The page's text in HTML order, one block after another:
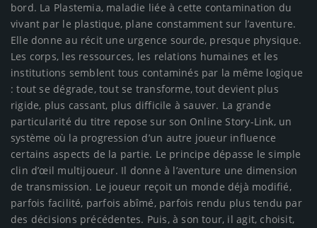
bord. La Plastemia, maladie liée à cette contamination du
vivant par le plastique, plane constamment sur l’aventure.
Elle donne au récit une urgence sourde, presque physique.
Les corps, les ressources, les relations humaines et les
institutions semblent tous contaminés par la même logique
: tout se dégrade, tout se transforme, tout devient plus
rigide, plus cassant, plus difficile à sauver. La grande
particularité du titre repose sur son Online Story-Link, un
système où la progression d’un autre joueur influence
certains aspects de la partie. Le principe dépasse le simple
clin d’œil multijoueur. Il donne à l’aventure une dimension
de transmission. Le joueur reçoit un monde déjà modifié,
parfois facilité, parfois abîmé, parfois rendu plus tendu par
des décisions précédentes. Puis, à son tour, il agit, choisit,